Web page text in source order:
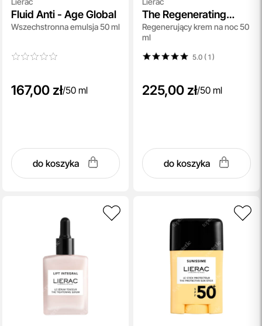
Fluid Anti - Age Global
Wszechstronna emulsja 50 ml
167,00 zł/50 ml
do koszyka
The Regenerating
Night Cream
Regenerujący krem na noc 50
ml
5.0 ( 1)
225,00 zł/50 ml
do koszyka